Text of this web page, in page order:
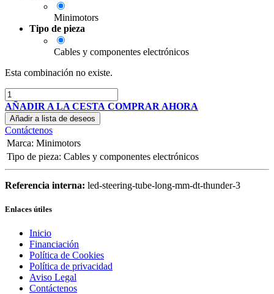
Minimotors
Tipo de pieza
Cables y componentes electrónicos
Esta combinación no existe.
AÑADIR A LA CESTA COMPRAR AHORA
Añadir a lista de deseos
Contáctenos
Marca: Minimotors
Tipo de pieza: Cables y componentes electrónicos
Referencia interna: led-steering-tube-long-mm-dt-thunder-3
Enlaces útiles
Inicio
Financiación
Política de Cookies
Política de privacidad
Aviso Legal
Contáctenos